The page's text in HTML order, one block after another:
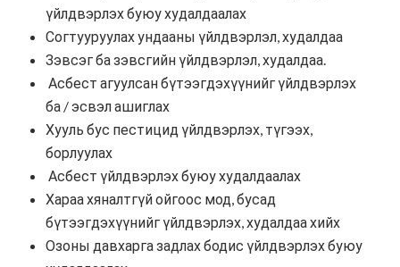
үйлдвэрлэх буюу худалдаалах
Согтууруулах ундааны үйлдвэрлэл, худалдаа
Зэвсэг ба зэвсгийн үйлдвэрлэл, худалдаа.
Асбест агуулсан бүтээгдэхүүнийг үйлдвэрлэх
ба / эсвэл ашиглах
Хууль бус пестицид үйлдвэрлэх, түгээх,
борлуулах
Асбест үйлдвэрлэх буюу худалдаалах
Хараа хяналтгүй ойгоос мод, бусад
бүтээгдэхүүнийг үйлдвэрлэх, худалдаа хийх
Озоны давхарга задлах бодис үйлдвэрлэх буюу